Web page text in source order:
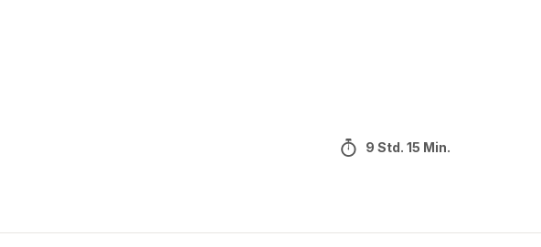
9 Std. 15 Min.